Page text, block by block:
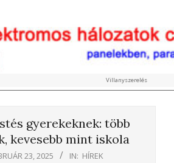
Villanyszerelés
gyerekeknek: több
kevesebb mint iskola
23, 2025 IN: HÍREK